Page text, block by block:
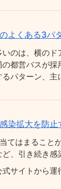
よくある3パ
のは、横の
都営バスが
パターン、主
染拡大を防
てはまること
、引き続き感
サイトから運